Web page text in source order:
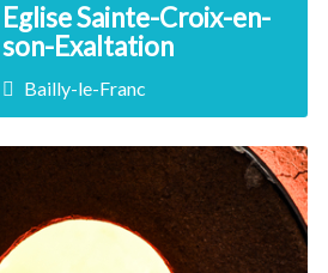
Eglise Sainte-Croix-en-
son-Exaltation
Bailly-le-Franc
Prix non renseigné
Bâtie dans les années 1510,
l'église à pans de bois de Bailly-
le-Franc fait partie des plus